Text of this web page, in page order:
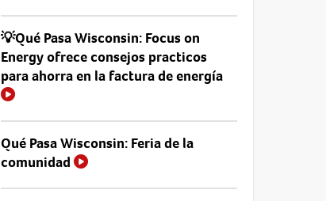
💡Qué Pasa Wisconsin: Focus on
Energy ofrece consejos practicos
para ahorra en la factura de energía
Qué Pasa Wisconsin: Feria de la
comunidad